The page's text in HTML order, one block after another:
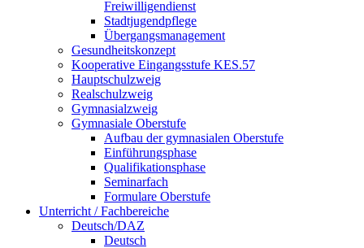
Freiwilligendienst
Stadtjugendpflege
Übergangsmanagement
Gesundheitskonzept
Kooperative Eingangsstufe KES.57
Hauptschulzweig
Realschulzweig
Gymnasialzweig
Gymnasiale Oberstufe
Aufbau der gymnasialen Oberstufe
Einführungsphase
Qualifikationsphase
Seminarfach
Formulare Oberstufe
Unterricht / Fachbereiche
Deutsch/DAZ
Deutsch